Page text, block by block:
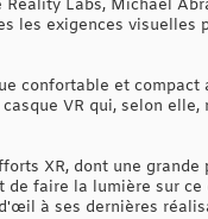
Labs, Michael
les exigences visuelles
confortable et
VR qui, selon
XR, dont une grande
de faire la lumière sur
à ses dernières